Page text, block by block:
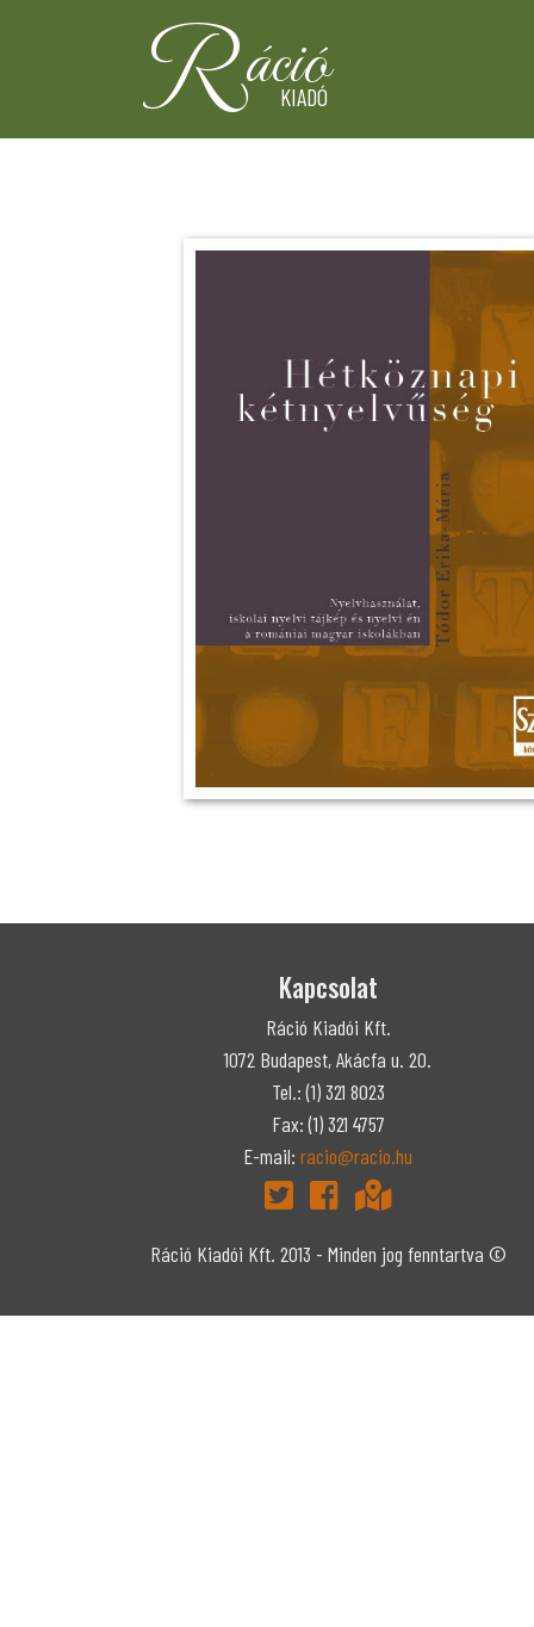
Ráció
KIADÓ
Kapcsolat
Ráció Kiadói Kft.
1072 Budapest, Akácfa u. 20.
Tel.: (1) 321 8023
Fax: (1) 321 4757
E-mail: racio@racio.hu
Ráció Kiadói Kft. 2013 - Minden jog fenntartva ©